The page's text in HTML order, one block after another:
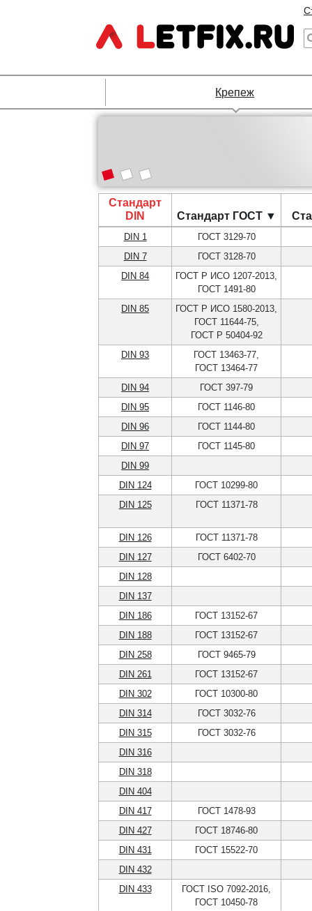
Крепеж
Стандарт
DIN
Стандарт ГОСТ ▼
DIN 1
ГОСТ 3129-70
DIN 7
ГОСТ 3128-70
DIN 84
ГОСТ Р ИСО 1207-2013,
ГОСТ 1491-80
DIN 85
ГОСТ Р ИСО 1580-2013,
ГОСТ 11644-75,
ГОСТ Р 50404-92
DIN 93
ГОСТ 13463-77,
ГОСТ 13464-77
DIN 94
ГОСТ 397-79
DIN 95
ГОСТ 1146-80
DIN 96
ГОСТ 1144-80
DIN 97
ГОСТ 1145-80
DIN 99
DIN 124
ГОСТ 10299-80
DIN 125
ГОСТ 11371-78
DIN 126
ГОСТ 11371-78
DIN 127
ГОСТ 6402-70
DIN 128
DIN 137
DIN 186
ГОСТ 13152-67
DIN 188
ГОСТ 13152-67
DIN 258
ГОСТ 9465-79
DIN 261
ГОСТ 13152-67
DIN 302
ГОСТ 10300-80
DIN 314
ГОСТ 3032-76
DIN 315
ГОСТ 3032-76
DIN 316
DIN 318
DIN 404
DIN 417
ГОСТ 1478-93
DIN 427
ГОСТ 18746-80
DIN 431
ГОСТ 15522-70
DIN 432
DIN 433
ГОСТ ISO 7092-2016,
ГОСТ 10450-78